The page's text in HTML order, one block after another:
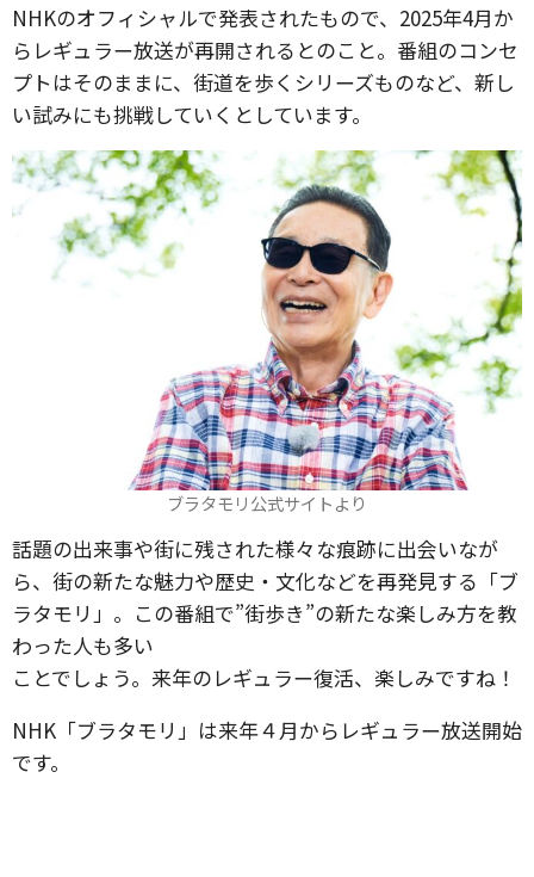
NHKのオフィシャルで発表されたもので、2025年4月か
らレギュラー放送が再開されるとのこと。番組のコンセ
プトはそのままに、街道を歩くシリーズものなど、新し
い試みにも挑戦していくとしています。
ブラタモリ公式サイトより
話題の出来事や街に残された様々な痕跡に出会いなが
ら、街の新たな魅力や歴史・文化などを再発見する「ブ
ラタモリ」。この番組で”街歩き”の新たな楽しみ方を教
わった人も多い
ことでしょう。来年のレギュラー復活、楽しみですね！
NHK「ブラタモリ」は来年４月からレギュラー放送開始
です。